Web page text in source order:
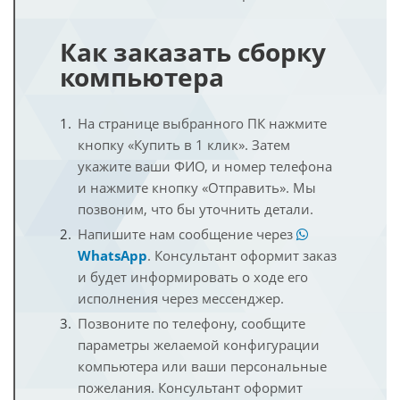
Как заказать сборку
компьютера
На странице выбранного ПК нажмите
кнопку «Купить в 1 клик». Затем
укажите ваши ФИО, и номер телефона
и нажмите кнопку «Отправить». Мы
позвоним, что бы уточнить детали.
Напишите нам сообщение через
WhatsApp. Консультант оформит заказ
и будет информировать о ходе его
исполнения через мессенджер.
Позвоните по телефону, сообщите
параметры желаемой конфигурации
компьютера или ваши персональные
пожелания. Консультант оформит